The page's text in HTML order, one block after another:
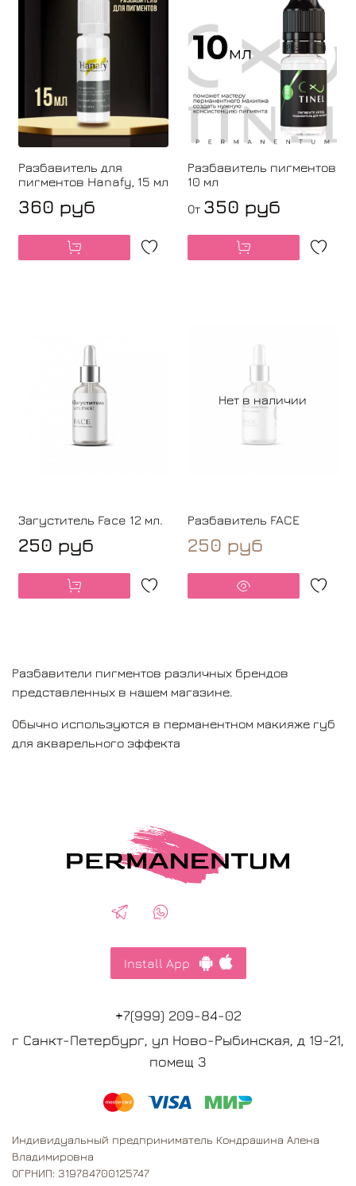
Разбавитель для
пигментов Hanafy, 15 мл
360 руб
Разбавитель пигментов
10 мл
От 350 руб
Загуститель Face 12 мл.
250 руб
Нет в наличии
Разбавитель FACE
250 руб
Разбавители пигментов различных брендов
представленных в нашем магазине.
Обычно используются в перманентном макияже губ
для акварельного эффекта
Install App
+7(999) 209-84-02
г Санкт-Петербург, ул Ново-Рыбинская, д 19-21,
помещ 3
Индивидуальный предприниматель Кондрашина Алена
Владимировна
ОГРНИП: 319784700125747